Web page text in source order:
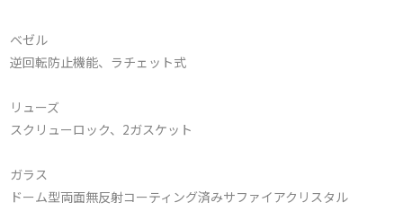
ベゼル
逆回転防止機能、ラチェット式
リューズ
スクリューロック、2ガスケット
ガラス
ドーム型両面無反射コーティング済みサファイアクリスタル